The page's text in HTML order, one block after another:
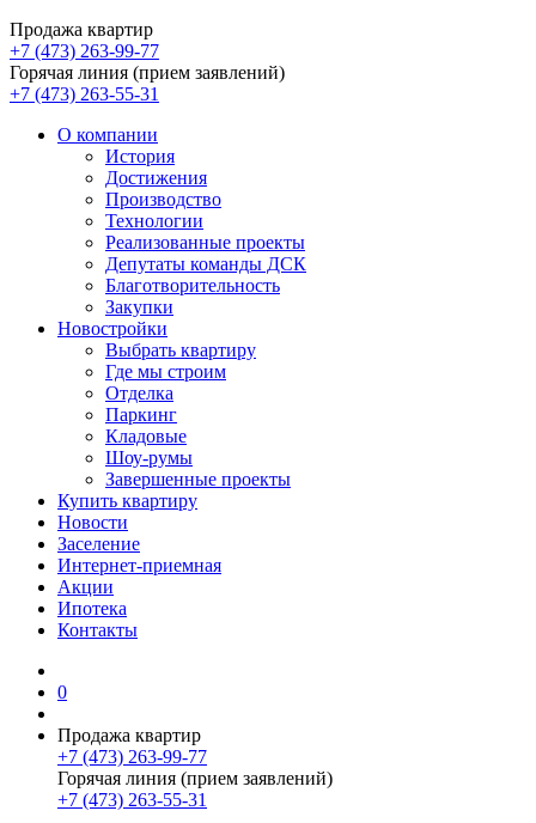
Продажа квартир
+7 (473) 263-99-77
Горячая линия (прием заявлений)
+7 (473) 263-55-31
О компании
История
Достижения
Производство
Технологии
Реализованные проекты
Депутаты команды ДСК
Благотворительность
Закупки
Новостройки
Выбрать квартиру
Где мы строим
Отделка
Паркинг
Кладовые
Шоу-румы
Завершенные проекты
Купить квартиру
Новости
Заселение
Интернет-приемная
Акции
Ипотека
Контакты
0
Продажа квартир
+7 (473) 263-99-77
Горячая линия (прием заявлений)
+7 (473) 263-55-31